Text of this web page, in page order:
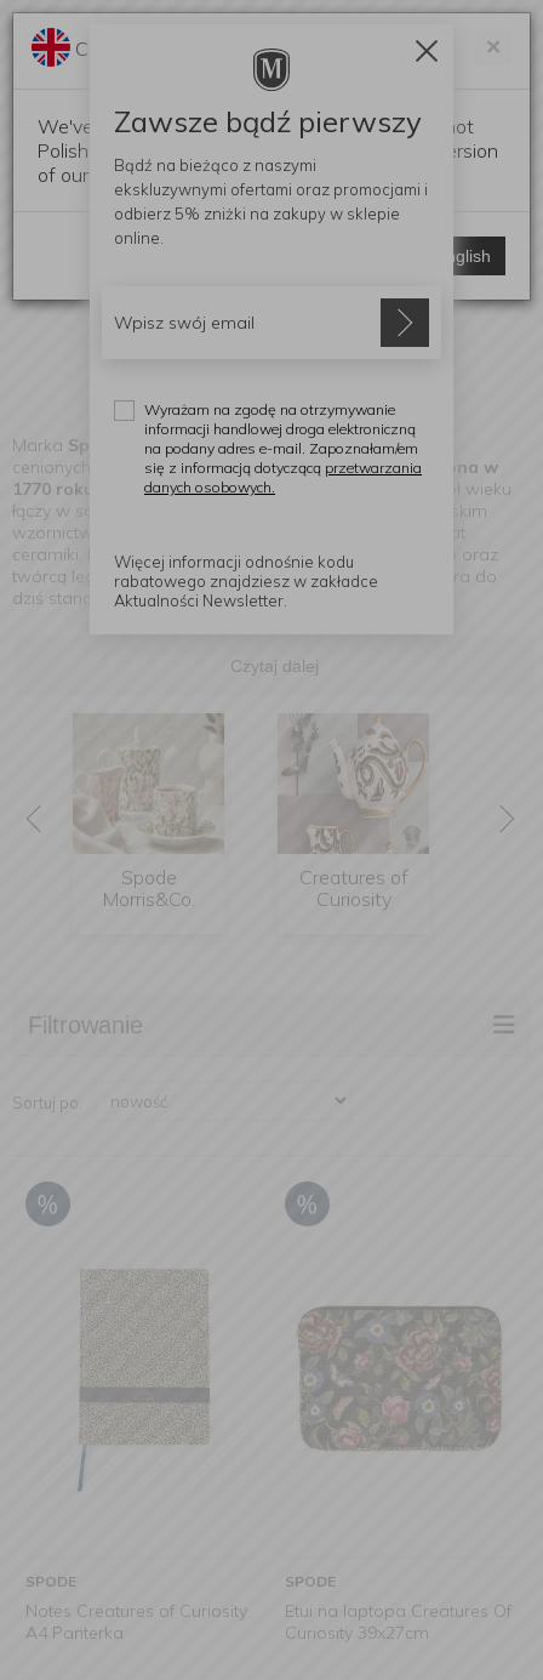
(Znaleziono produktów: 4)
Marka Spode
to jedna z najbardziej rozpoznawalnych i
cenionych marek w świecie ceramiki i porcelany.Założona w
1770 roku przez Josiaha Spode, od ponad dwóch i pół wieku
łączy w sobie mistrzowskie rzemiosło z wybitnym brytyjskim
wzornictwem. To marka, która zrewolucjonizowała świat
ceramiki, będąc pionierem techniki druku transferowego oraz
twórcą legendarnej porcelany kostnej – Bone China, która do
dziś stanowi synonim najwyższej jakości i trwałości.
Czytaj dalej
Morris&Co.
Creatures of
Curiosity
Filtrowanie
Sortuj po:
SPODE
Notes Creatures of Curiosity
A4 Panterka
SPODE
Etui na laptopa Creatures Of
Curiosity 39x27cm
×
Change language?
We've detected that your browser language is not
Polish. Would you like to switch to the English version
of our website?
Switch to English
Zawsze bądź pierwszy
Bądź na bieżąco z naszymi
ekskluzywnymi ofertami oraz promocjami i
odbierz 5% zniżki na zakupy w sklepie
online.
Wyrażam na zgodę na otrzymywanie
informacji handlowej droga elektroniczną
na podany adres e-mail. Zapoznałam/em
się z informacją dotyczącą przetwarzania
danych osobowych.
Więcej informacji odnośnie kodu
rabatowego znajdziesz w zakładce
Aktualności Newsletter.